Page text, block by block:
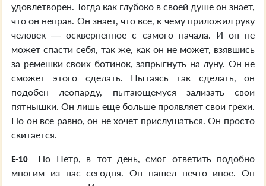
удовлетворен. Тогда как глубоко в своей душе он знает,
что он неправ. Он знает, что все, к чему приложил руку
человек — оскверненное с самого начала. И он не
может спасти себя, так же, как он не может, взявшись
за ремешки своих ботинок, запрыгнуть на луну. Он не
сможет этого сделать. Пытаясь так сделать, он
подобен леопарду, пытающемуся зализать свои
пятнышки. Он лишь еще больше проявляет свои грехи.
Но он все равно, он не хочет прислушаться. Он просто
скитается.
E-10
Но Петр, в тот день, смог ответить подобно
многим из нас сегодня. Он нашел нечто иное. Он